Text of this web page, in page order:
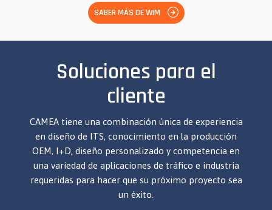
SABER MÁS DE WIM
Soluciones para el
cliente
CAMEA tiene una combinación única de experiencia
en diseño de ITS, conocimiento en la producción
OEM, I+D, diseño personalizado y competencia en
una variedad de aplicaciones de tráfico e industria
requeridas para hacer que su próximo proyecto sea
un éxito.